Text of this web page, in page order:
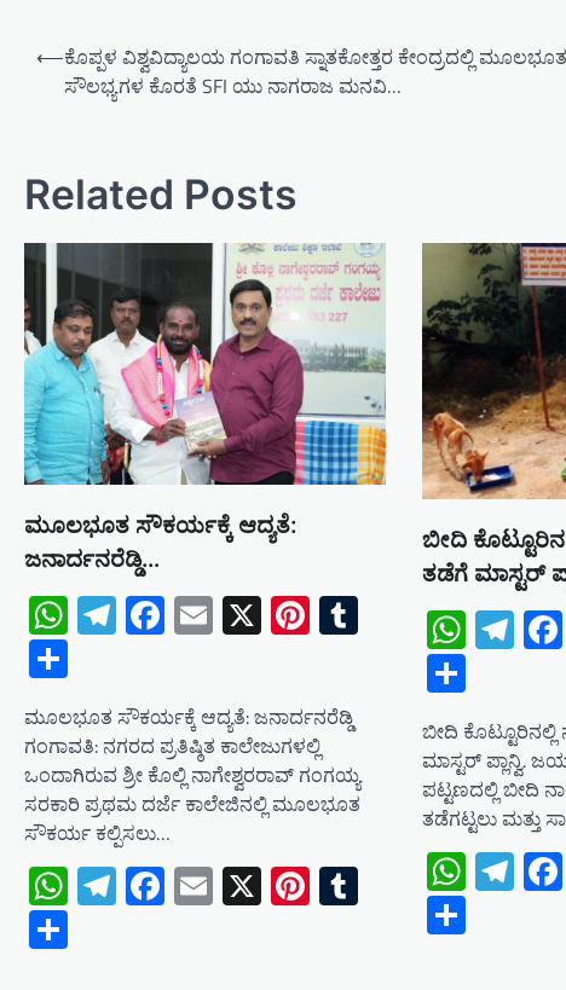
n
a
v
i
g
a
t
i
o
n
⟵ಕೊಪ್ಪಳ ವಿಶ್ವವಿದ್ಯಾಲಯ ಗಂಗಾವತಿ ಸ್ನಾತಕೋತ್ತರ ಕೇಂದ್ರದಲ್ಲಿ ಮೂಲಭೂತ
ಸೌಲಭ್ಯಗಳ ಕೊರತೆ SFI ಯು ನಾಗರಾಜ ಮನವಿ…
Related Posts
ಮೂಲಭೂತ ಸೌಕರ್ಯಕ್ಕೆ ಆದ್ಯತೆ:
ಜನಾರ್ದನರೆಡ್ಡಿ…
WhatsApp
Telegram
Facebook
Email
X Pinterest
Tumblr
ಮೂಲಭೂತ ಸೌಕರ್ಯಕ್ಕೆ ಆದ್ಯತೆ: ಜನಾರ್ದನರೆಡ್ಡಿ
ಗಂಗಾವತಿ: ನಗರದ ಪ್ರತಿಷ್ಠಿತ ಕಾಲೇಜುಗಳಲ್ಲಿ
ಒಂದಾಗಿರುವ ಶ್ರೀ ಕೊಲ್ಲಿ ನಾಗೇಶ್ವರರಾವ್ ಗಂಗಯ್ಯ
ಸರಕಾರಿ ಪ್ರಥಮ ದರ್ಜೆ ಕಾಲೇಜಿನಲ್ಲಿ ಮೂಲಭೂತ
ಸೌಕರ್ಯ ಕಲ್ಪಿಸಲು…
WhatsApp
Telegram
Facebook
Email
X Pinterest
Tumblr
ಬೀದಿ
ತಡೆಗೆ ಮಾಸ್ಟರ್
ಬೀದಿ
ಮಾಸ್ಟರ್ ಪ್ಲಾನ್ವಿ.
ಪಟ್ಟಣದಲ್ಲಿ ಬೀದಿ
ತಡೆಗಟ್ಟಲು ಮತ್ತು